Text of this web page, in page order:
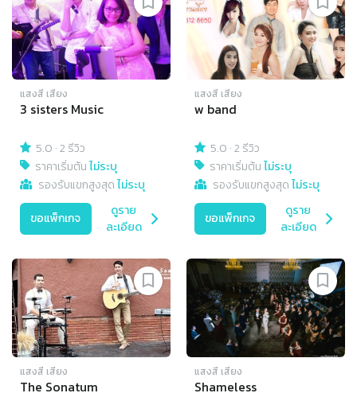
แสงสี เสียง
3 sisters Music
5.0 ·2 รีวิว
ราคาเริ่มต้นไม่ระบุ
รองรับแขกสูงสุดไม่ระบุ
ขอแพ็กเกจ
ดูราย
ละเอียด
แสงสี เสียง
w band
5.0 ·2 รีวิว
ราคาเริ่มต้นไม่ระบุ
รองรับแขกสูงสุดไม่ระบุ
ขอแพ็กเกจ
ดูราย
ละเอียด
แสงสี เสียง
The Sonatum
แสงสี เสียง
Shameless